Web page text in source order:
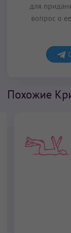
для
вопрос о
Похожие